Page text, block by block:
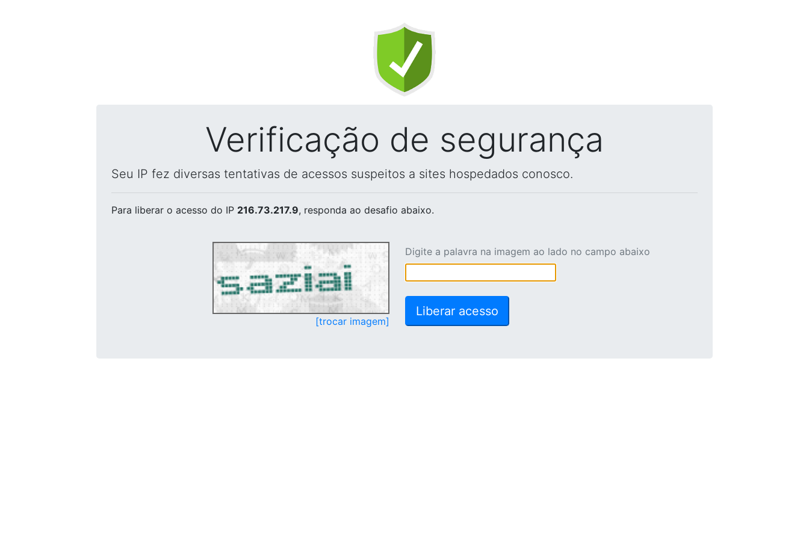
Verificação de segurança
Seu IP fez diversas tentativas de acessos suspeitos a sites hospedados conosco.
Para liberar o acesso do IP 216.73.217.9, responda ao desafio abaixo.
[trocar imagem]
Digite a palavra na imagem ao lado no campo abaixo